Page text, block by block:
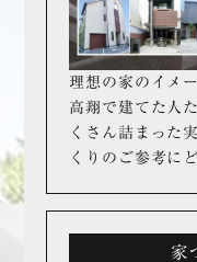
理想の家のイメ
高翔で建てた人
くさん詰まった
くりのご参考に
家